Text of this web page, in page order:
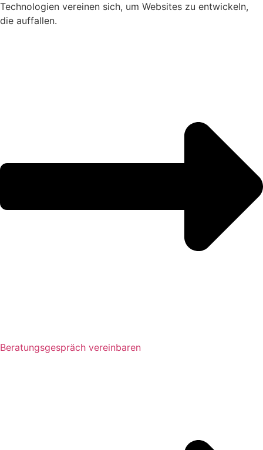
Technologien vereinen sich, um Websites zu entwickeln,
die auffallen.
Beratungsgespräch vereinbaren